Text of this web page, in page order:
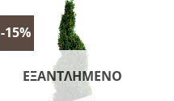
-15%
ΕΞΑΝΤΛΗΜΈΝΟ